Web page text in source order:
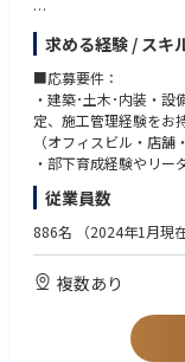
■職務概要：
顧客の経営課題に対し
でサポートしています
装や造作家具、電気・
していくお仕事です。
なく、スキルを高め
対応していきます。施
■詳細：
・官公庁や民間のオフ
・施工計画及びコスト管
◎平均的に一人当り4
◎案件の規模は1週間
求める経験 / スキ
■応募要件：
・建築･土木･内装・
定、施工管理経験をお
（オフィスビル・店
・部下育成経験やリー
■歓迎要件：
・1級、2級建築施工管
・1級、2級電気施工管
・1級、2級電気通信
・PM／CM経験者
従業員数
886名 （2024年1月現在
複数あり